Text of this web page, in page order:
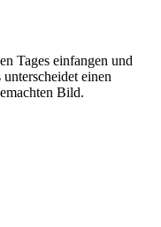
Tages einfangen und
einen
Bild.